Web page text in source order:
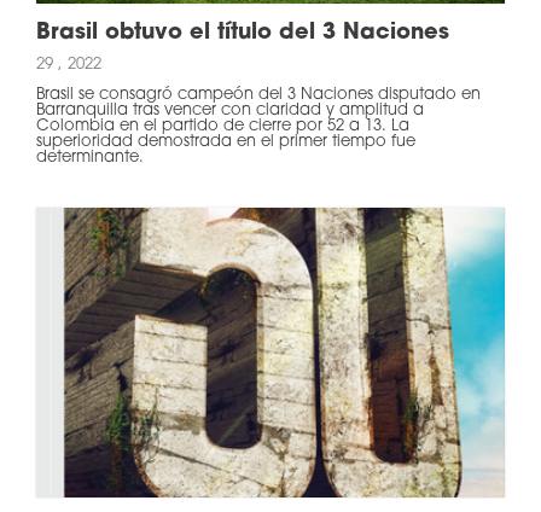
Brasil obtuvo el título del 3 Naciones
29 , 2022
Brasil se consagró campeón del 3 Naciones disputado en
Barranquilla tras vencer con claridad y amplitud a
Colombia en el partido de cierre por 52 a 13. La
superioridad demostrada en el primer tiempo fue
determinante.